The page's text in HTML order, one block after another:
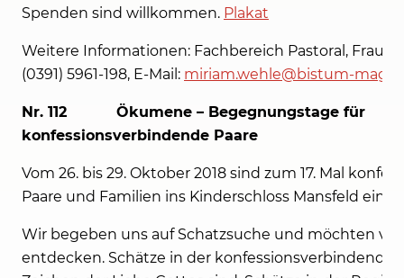
Spenden sind willkommen. Plakat
Weitere Informationen: Fachbereich Pastoral, Frau
(0391) 5961-198, E-Mail: miriam.wehle@bistum-
Nr. 112 Ökumene – Begegnungstage für
konfessionsverbindende Paare
Vom 26. bis 29. Oktober 2018 sind zum 17. Mal
Paare und Familien ins Kinderschloss Mansfeld
Wir begeben uns auf Schatzsuche und möchten
entdecken. Schätze in der